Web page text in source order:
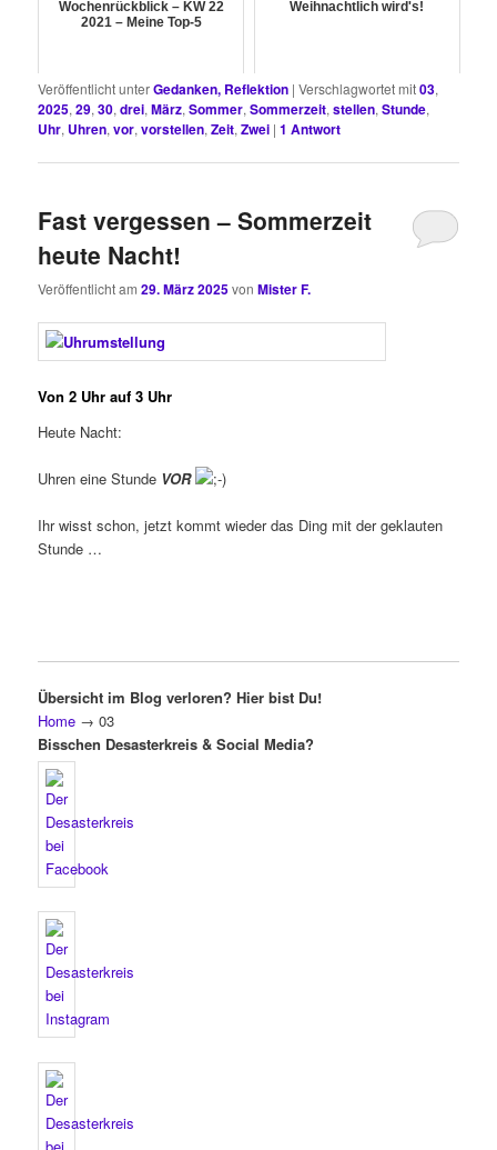
Wochenrückblick – KW 22
2021 – Meine Top-5
Weihnachtlich wird's!
Veröffentlicht unterGedanken, Reflektion |Verschlagwortet mit03,
2025,29,30,drei,März,Sommer,Sommerzeit,stellen,Stunde,
Uhr, Uhren,vor,vorstellen,Zeit,Zwei |1 Antwort
Fast vergessen – Sommerzeit
heute Nacht!
Veröffentlicht am29. März 2025vonMister F.
Von 2 Uhr auf 3 Uhr
Heute Nacht:
Uhren eine Stunde VOR
Ihr wisst schon, jetzt kommt wieder das Ding mit der geklauten
Stunde …
Übersicht im Blog verloren? Hier bist Du!
Home → 03
Bisschen Desasterkreis & Social Media?